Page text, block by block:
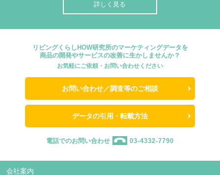
詳しく見る
リビングくらしHOW研究所のマーケティングデータを
商品の開発やサービスの改善に生かしませんか？
お気軽にご依頼・お問い合わせください
お問い合わせ／調査等のご相談
データの引用・転載方法
電話でのお問い合わせ 03-4332-7790
会社案内